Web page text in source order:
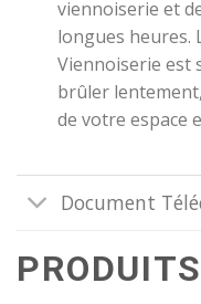
viennoiserie et
longues heures.
Viennoiserie est
brûler
de votre espace
Document